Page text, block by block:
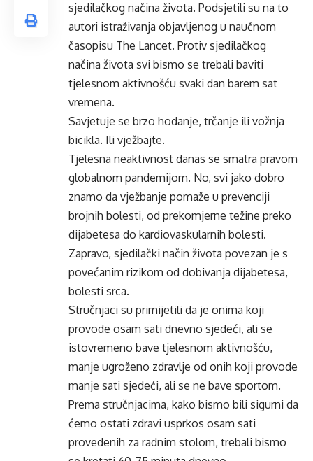
sjedilačkog načina života. Podsjetili su na to
autori istraživanja objavljenog u naučnom
časopisu The Lancet. Protiv sjedilačkog
načina života svi bismo se trebali baviti
tjelesnom aktivnošću svaki dan barem sat
vremena.
Savjetuje se brzo hodanje, trčanje ili vožnja
bicikla. Ili vježbajte.
Tjelesna neaktivnost danas se smatra pravom
globalnom pandemijom. No, svi jako dobro
znamo da vježbanje pomaže u prevenciji
brojnih bolesti, od prekomjerne težine preko
dijabetesa do kardiovaskularnih bolesti.
Zapravo, sjedilački način života povezan je s
povećanim rizikom od dobivanja dijabetesa,
bolesti srca.
Stručnjaci su primijetili da je onima koji
provode osam sati dnevno sjedeći, ali se
istovremeno bave tjelesnom aktivnošću,
manje ugroženo zdravlje od onih koji provode
manje sati sjedeći, ali se ne bave sportom.
Prema stručnjacima, kako bismo bili sigurni da
ćemo ostati zdravi usprkos osam sati
provedenih za radnim stolom, trebali bismo